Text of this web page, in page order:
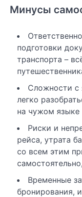
Минусы
подготовки
транспорта –
Сложности с
легко
на чужом языке
Риски и
рейса, утрата
со всем этим
Временные
бронирования,